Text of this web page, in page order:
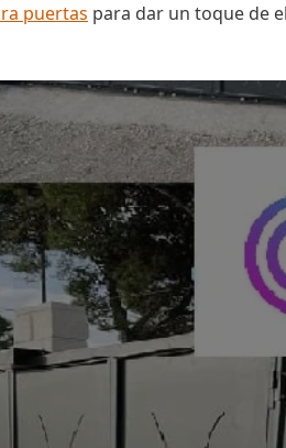
puertas para dar un toque de